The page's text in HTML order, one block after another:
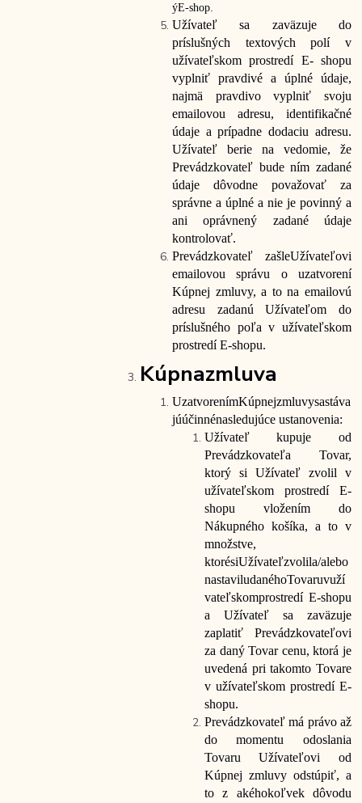
ýE-shop.
Užívateľ sa zaväzuje do
príslušných textových polí v
užívateľskom prostredí E- shopu
vyplniť pravdivé a úplné údaje,
najmä pravdivo vyplniť svoju
emailovou adresu, identifikačné
údaje a prípadne dodaciu adresu.
Užívateľ berie na vedomie, že
Prevádzkovateľ bude ním zadané
údaje dôvodne považovať za
správne a úplné a nie je povinný a
ani oprávnený zadané údaje
kontrolovať.
Prevádzkovateľ zašleUžívateľovi
emailovou správu o uzatvorení
Kúpnej zmluvy, a to na emailovú
adresu zadanú Užívateľom do
príslušného poľa v užívateľskom
prostredí E-shopu.
Kúpnazmluva
UzatvorenímKúpnejzmluvysastáva
júúčinnénasledujúce ustanovenia:
Užívateľ kupuje od
Prevádzkovateľa Tovar,
ktorý si Užívateľ zvolil v
užívateľskom prostredí E-
shopu vložením do
Nákupného košíka, a to v
množstve,
ktorésiUžívateľzvolila/alebo
nastaviludanéhoTovaruvuží
vateľskomprostredí E-shopu
a Užívateľ sa zaväzuje
zaplatiť Prevádzkovateľovi
za daný Tovar cenu, ktorá je
uvedená pri takomto Tovare
v užívateľskom prostredí E-
shopu.
Prevádzkovateľ má právo až
do momentu odoslania
Tovaru Užívateľovi od
Kúpnej zmluvy odstúpiť, a
to z akéhokoľvek dôvodu